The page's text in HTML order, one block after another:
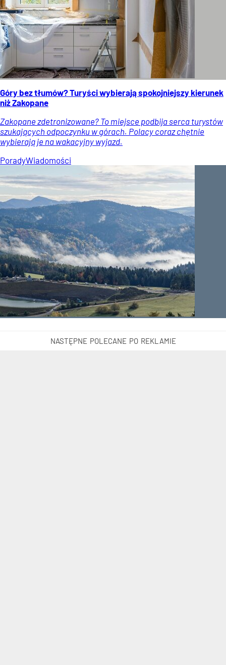
Góry bez tłumów? Turyści wybierają spokojniejszy kierunek
niż Zakopane
Zakopane zdetronizowane? To miejsce podbija serca turystów
szukających odpoczynku w górach. Polacy coraz chętnie
wybierają je na wakacyjny wyjazd.
PoradyWiadomości